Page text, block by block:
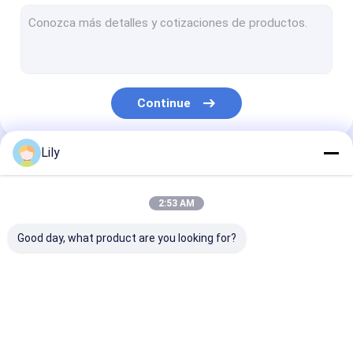
Correia de empacotamento do ANIMAL DE ESTIMAÇÃO
Faixa de embalagem de PP
Continue
Nossas Categorias
Lily
2:53 AM
Good day, what product are you looking for?